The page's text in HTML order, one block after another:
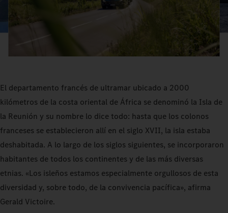
El departamento francés de ultramar ubicado a 2000
kilómetros de la costa oriental de África se denominó la Isla de
la Reunión y su nombre lo dice todo: hasta que los colonos
franceses se establecieron allí en el siglo XVII, la isla estaba
deshabitada. A lo largo de los siglos siguientes, se incorporaron
habitantes de todos los continentes y de las más diversas
etnias. «Los isleños estamos especialmente orgullosos de esta
diversidad y, sobre todo, de la convivencia pacífica», afirma
Gerald Victoire.